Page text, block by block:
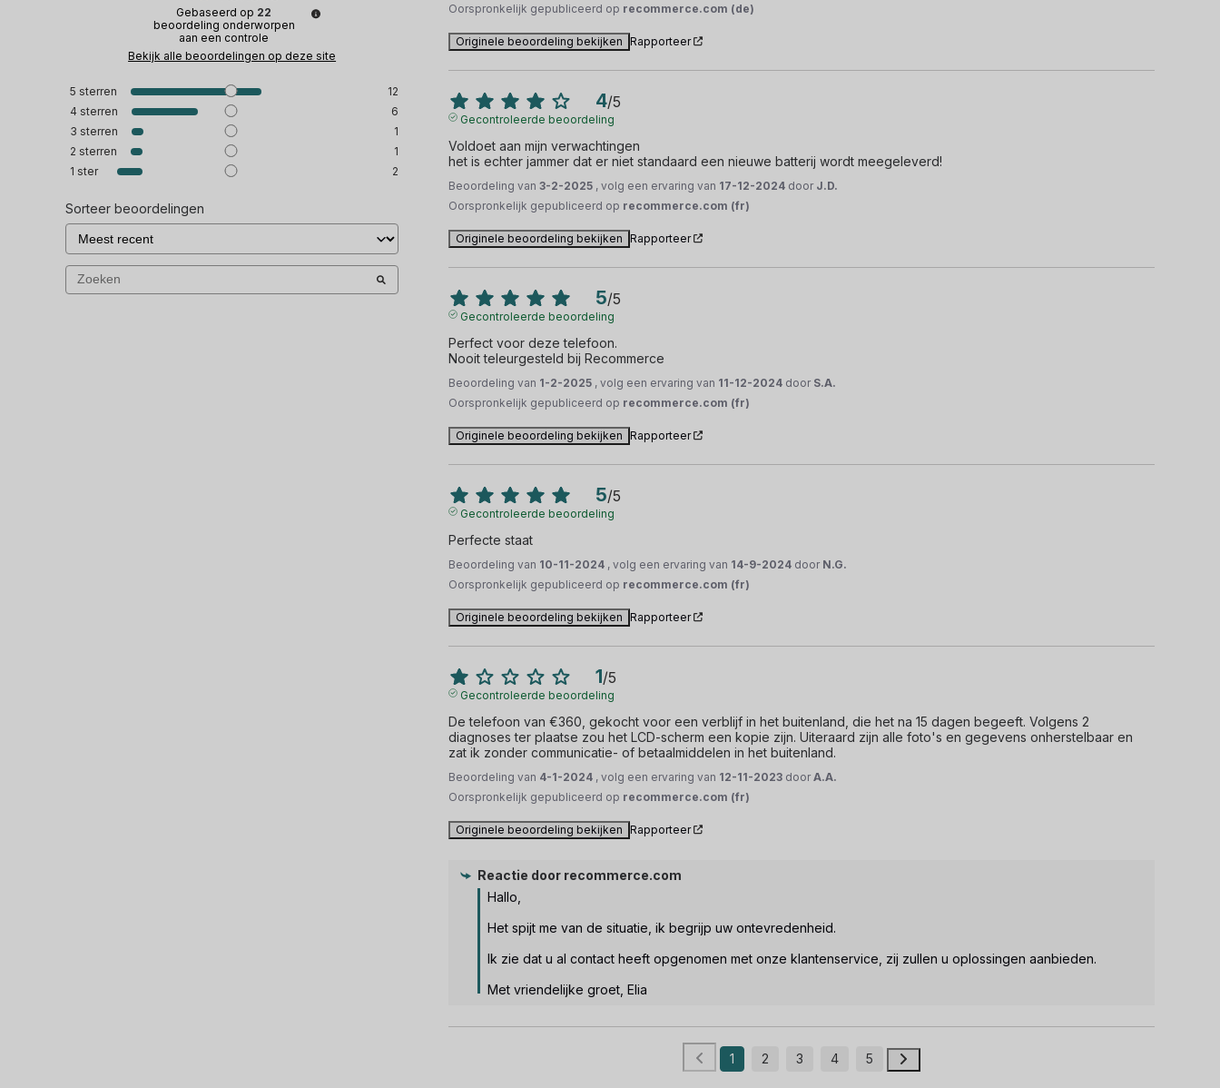
Gebaseerd op 22
beoordeling onderworpen
aan een controle
Bekijk alle beoordelingen op deze site
5 sterren
12
4 sterren
6
3 sterren
1
2 sterren
1
1 ster 2
Sorteer beoordelingen
Oorspronkelijk gepubliceerd op recommerce.com (de)
Originele beoordeling bekijken Rapporteer
4/5
Gecontroleerde beoordeling
Voldoet aan mijn verwachtingen
het is echter jammer dat er niet standaard een nieuwe batterij wordt meegeleverd!
Beoordeling van3-2-2025 , volg een ervaring van 17-12-2024 door J.D.
Oorspronkelijk gepubliceerd op recommerce.com (fr)
Originele beoordeling bekijken Rapporteer
5/5
Gecontroleerde beoordeling
Perfect voor deze telefoon.
Nooit teleurgesteld bij Recommerce
Beoordeling van 1-2-2025 , volg een ervaring van 11-12-2024 door S.A.
Oorspronkelijk gepubliceerd op recommerce.com (fr)
Originele beoordeling bekijken Rapporteer
5/5
Gecontroleerde beoordeling
Perfecte staat
Beoordeling van 10-11-2024 , volg een ervaring van 14-9-2024 door N.G.
Oorspronkelijk gepubliceerd op recommerce.com (fr)
Originele beoordeling bekijken Rapporteer
1/5
Gecontroleerde beoordeling
De telefoon van €360, gekocht voor een verblijf in het buitenland, die het na 15 dagen begeeft. Volgens 2
diagnoses ter plaatse zou het LCD-scherm een kopie zijn. Uiteraard zijn alle foto's en gegevens onherstelbaar en
zat ik zonder communicatie- of betaalmiddelen in het buitenland.
Beoordeling van 4-1-2024 , volg een ervaring van 12-11-2023 doorA.A.
Oorspronkelijk gepubliceerd op recommerce.com (fr)
Originele beoordeling bekijken Rapporteer
Reactie door recommerce.com
Hallo,
Het spijt me van de situatie, ik begrijp uw ontevredenheid.
Ik zie dat u al contact heeft opgenomen met onze klantenservice, zij zullen u oplossingen aanbieden.
Met vriendelijke groet, Elia
1 2 3 4 5